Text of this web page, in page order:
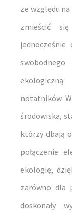
ze względu
zmieścić
notatników.
środowiska,
którzy dbają
połączenie
ekologię,
zarówno dla
doskonały